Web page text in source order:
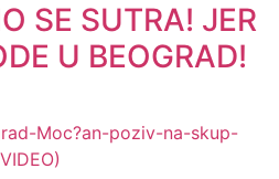
SE SUTRA! JER
U BEOGRAD!